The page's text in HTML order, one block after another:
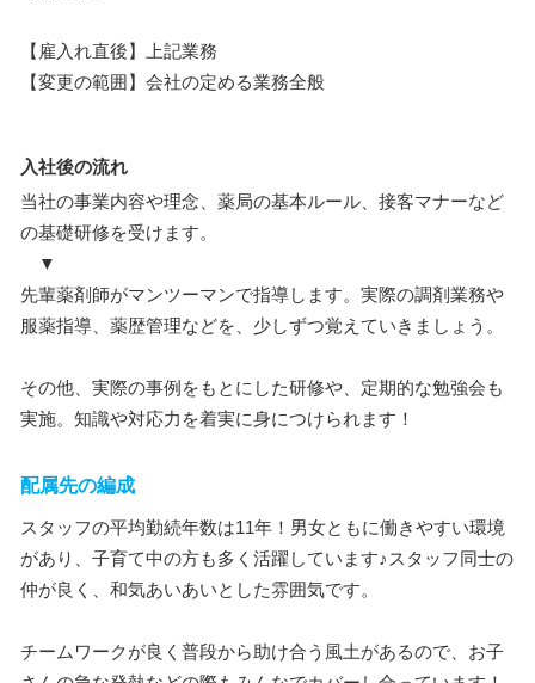
【雇入れ直後】上記業務
【変更の範囲】会社の定める業務全般
入社後の流れ
当社の事業内容や理念、薬局の基本ルール、接客マナーなど
の基礎研修を受けます。
▼
先輩薬剤師がマンツーマンで指導します。実際の調剤業務や
服薬指導、薬歴管理などを、少しずつ覚えていきましょう。
その他、実際の事例をもとにした研修や、定期的な勉強会も
実施。知識や対応力を着実に身につけられます！
配属先の編成
スタッフの平均勤続年数は11年！男女ともに働きやすい環境
があり、子育て中の方も多く活躍しています♪スタッフ同士の
仲が良く、和気あいあいとした雰囲気です。
チームワークが良く普段から助け合う風土があるので、お子